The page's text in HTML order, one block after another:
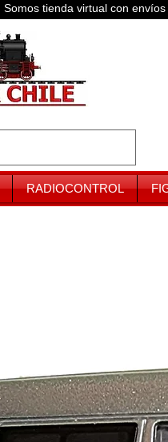
Somos tienda virtual con
RADIOCONTROL